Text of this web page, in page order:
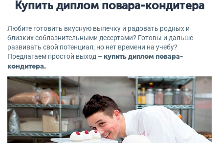
Купить диплом повара-кондитера
Любите готовить вкусную выпечку и радовать родных и
близких соблазнительными десертами? Готовы и дальше
развивать свой потенциал, но нет времени на учебу?
Предлагаем простой выход – купить диплом повара-
кондитера.